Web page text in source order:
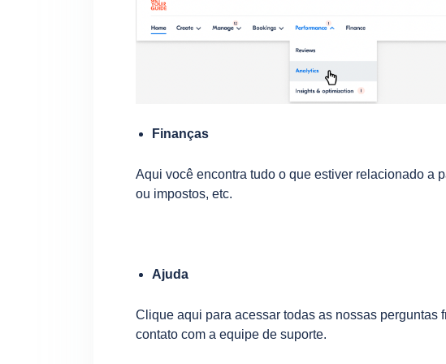
Finanças
Aqui você encontra tudo o que estiver relacionado a
ou impostos, etc.
Ajuda
Clique aqui para acessar todas as nossas perguntas
contato com a equipe de suporte.